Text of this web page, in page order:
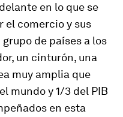
en lo que se
el comercio y sus
de países a los
un cinturón, una
muy amplia que
mundo y 1/3 del PIB
en esta